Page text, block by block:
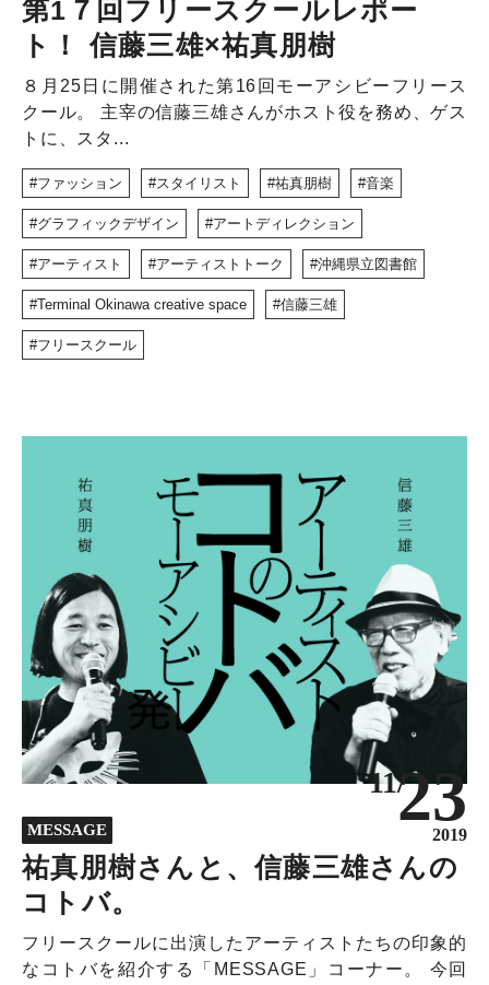
第1７回フリースクールレポー
ト！ 信藤三雄×祐真朋樹
８月25日に開催された第16回モーアシビーフリース
クール。 主宰の信藤三雄さんがホスト役を務め、ゲス
トに、スタ...
ファッション スタイリスト 祐真朋樹 音楽
グラフィックデザイン アートディレクション
アーティスト アーティストトーク 沖縄県立図書館
Terminal Okinawa creative space 信藤三雄
フリースクール
MESSAGE
11/23
2019
祐真朋樹さんと、信藤三雄さんの
コトバ。
フリースクールに出演したアーティストたちの印象的
なコトバを紹介する「MESSAGE」コーナー。 今回